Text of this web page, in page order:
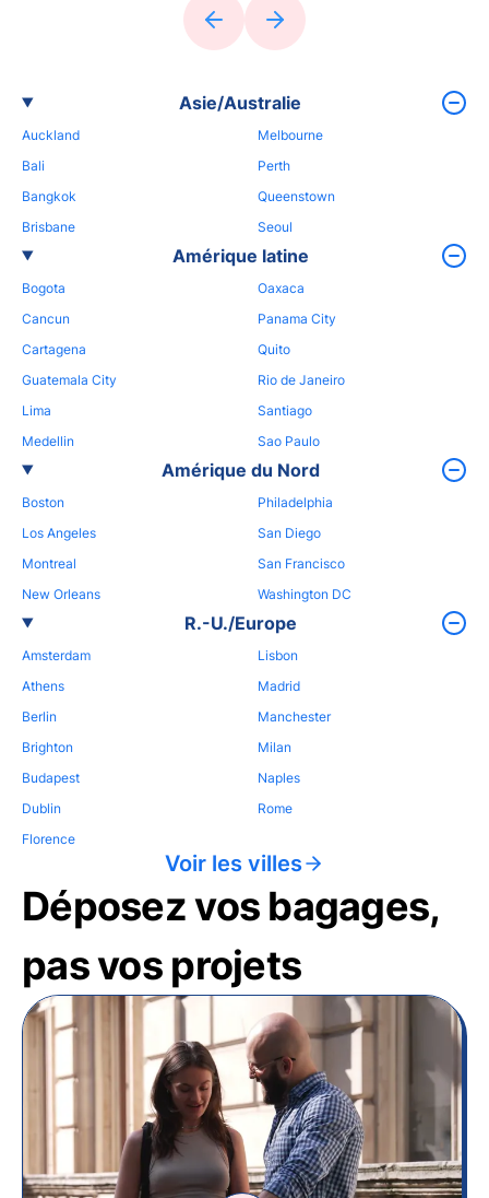
Asie/Australie
Auckland
Bali
Bangkok
Brisbane
Melbourne
Perth
Queenstown
Seoul
Amérique latine
Bogota
Cancun
Cartagena
Guatemala City
Lima
Medellin
Oaxaca
Panama City
Quito
Rio de Janeiro
Santiago
Sao Paulo
Amérique du Nord
Boston
Los Angeles
Montreal
New Orleans
Philadelphia
San Diego
San Francisco
Washington DC
R.-U./Europe
Amsterdam
Athens
Berlin
Brighton
Budapest
Dublin
Florence
Lisbon
Madrid
Manchester
Milan
Naples
Rome
Voir les villes
Déposez vos bagages,
pas vos projets